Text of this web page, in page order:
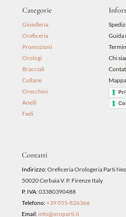
Categorie
Gioielleria
Oreficeria
Promozioni
Orologi
Bracciali
Collane
Orecchini
Anelli
Fedi
Guida
Chi
Contatti
Indirizzo:Oreficeria Orologeria Parti
50020 Cerbaia V. P. Firenze Italy
P. IVA:03380390488
Telefono:+39 055-826366
Email: info@oroparti.it